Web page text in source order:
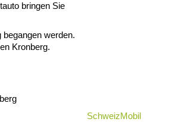
bringen Sie
werden.
Kronberg.
SchweizMobil